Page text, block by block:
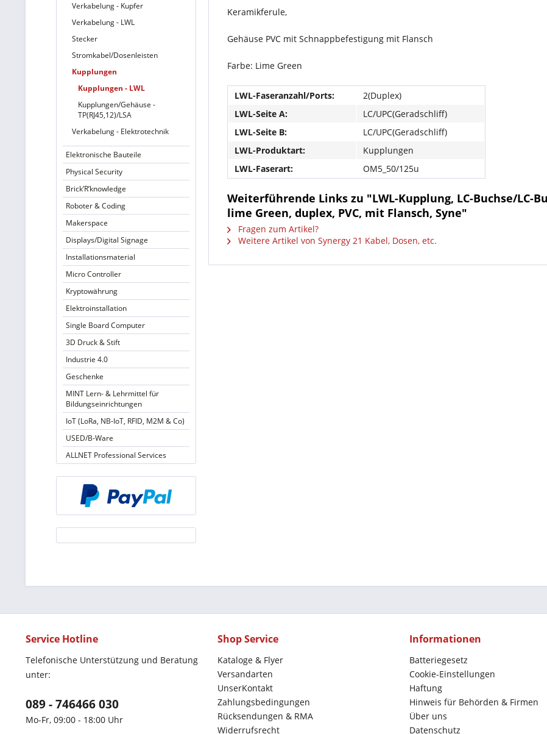
Verkabelung - Kupfer
Verkabelung - LWL
Stecker
Stromkabel/Dosenleisten
Kupplungen
Kupplungen - LWL
Kupplungen/Gehäuse -
TP(RJ45,12)/LSA
Verkabelung - Elektrotechnik
Elektronische Bauteile
Physical Security
Brick’R’knowledge
Roboter & Coding
Makerspace
Displays/Digital Signage
Installationsmaterial
Micro Controller
Kryptowährung
Elektroinstallation
Single Board Computer
3D Druck & Stift
Industrie 4.0
Geschenke
MINT Lern- & Lehrmittel für
Bildungseinrichtungen
IoT (LoRa, NB-IoT, RFID, M2M & Co)
USED/B-Ware
ALLNET Professional Services
Keramikferule,
Gehäuse PVC mit Schnappbefestigung mit Flansch
Farbe: Lime Green
LWL-Faseranzahl/Ports:
2(Duplex)
LWL-Seite A:
LC/UPC(Geradschliff)
LWL-Seite B:
LC/UPC(Geradschliff)
LWL-Produktart:
Kupplungen
LWL-Faserart:
OM5_50/125u
Weiterführende Links zu "LWL-Kupplung, LC-Buchse/LC-
lime Green, duplex, PVC, mit Flansch, Syne"
Fragen zum Artikel?
Weitere Artikel von Synergy 21 Kabel, Dosen, etc.
Service Hotline
Telefonische Unterstützung und Beratung
unter:
089 - 746466 030
Mo-Fr, 09:00 - 18:00 Uhr
Shop Service
Kataloge & Flyer
Versandarten
UnserKontakt
Zahlungsbedingungen
Rücksendungen & RMA
Widerrufsrecht
Informationen
Batteriegesetz
Cookie-Einstellungen
Haftung
Hinweis für Behörden & Firmen
Über uns
Datenschutz